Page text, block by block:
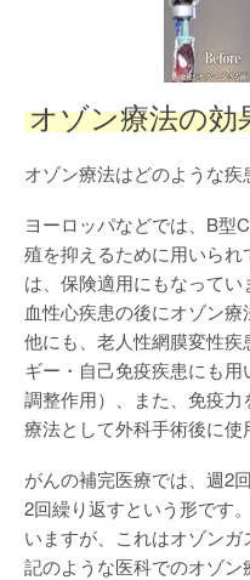
オゾン療法の
オゾン療法はどのような
ヨーロッパなどでは、B型
殖を抑えるために用いら
は、保険適用にもなって
血性心疾患の後にオゾン療
他にも、老人性網膜変性
ギー・自己免疫疾患にも
調整作用）、また、免疫
療法として外科手術後に使
がんの補完医療では、週2
2回繰り返すという形です
いますが、これはオゾン
記のような医科でのオゾ